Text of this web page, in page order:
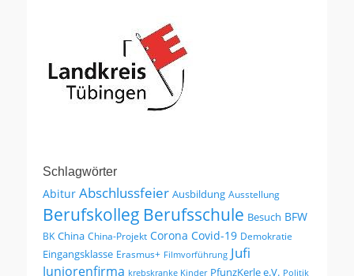
Schlagwörter
Abitur Abschlussfeier Ausbildung Ausstellung
Berufskolleg Berufsschule Besuch BFW
BK China China-Projekt Corona Covid-19 Demokratie
Eingangsklasse Erasmus+ Filmvorführung Jufi
Juniorenfirma krebskranke Kinder PfunzKerle e.V. Politik